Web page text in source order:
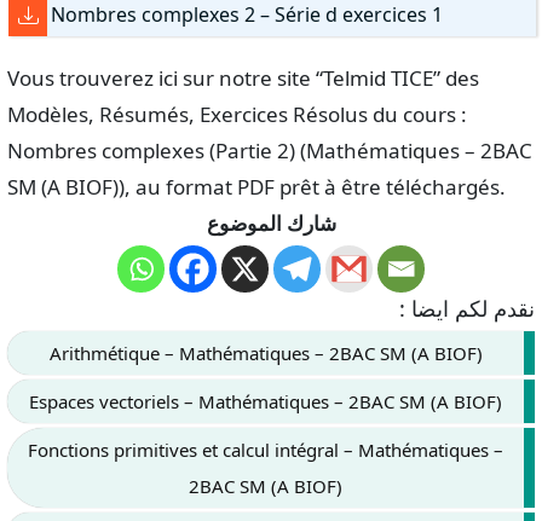
Nombres complexes 2 – Série d exercices 1
Vous trouverez ici sur notre site “Telmid TICE” des
Modèles, Résumés, Exercices Résolus du cours :
Nombres complexes (Partie 2) (Mathématiques – 2BAC
SM (A BIOF)), au format PDF prêt à être téléchargés.
شارك الموضوع
نقدم لكم ايضا :
Arithmétique – Mathématiques – 2BAC SM (A BIOF)
Espaces vectoriels – Mathématiques – 2BAC SM (A BIOF)
Fonctions primitives et calcul intégral – Mathématiques –
2BAC SM (A BIOF)